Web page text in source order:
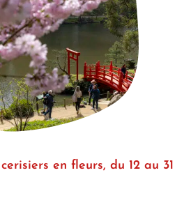
en fleurs, du 12 au 31